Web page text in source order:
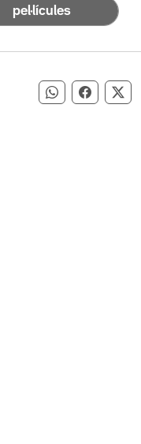
pel·lícules
Compartir